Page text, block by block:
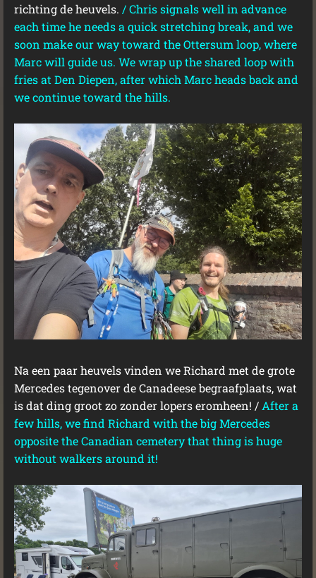
richting de heuvels. /Chris signals well in advance
each time he needs a quick stretching break, and we
soon make our way toward the Ottersum loop, where
Marc will guide us. We wrap up the shared loop with
fries at Den Diepen, after which Marc heads back and
we continue toward the hills.
Na een paar heuvels vinden we Richard met de grote
Mercedes tegenover de Canadeese begraafplaats, wat
is dat ding groot zo zonder lopers eromheen! / After a
few hills, we find Richard with the big Mercedes
opposite the Canadian cemetery that thing is huge
without walkers around it!